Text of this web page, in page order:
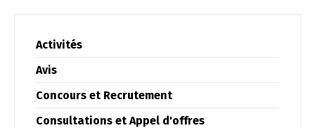
Activités
Avis
Concours et Recrutement
Consultations et Appel d'offres